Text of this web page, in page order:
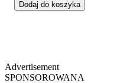
Dodaj do koszyka
Advertisement
SPONSOROWANA